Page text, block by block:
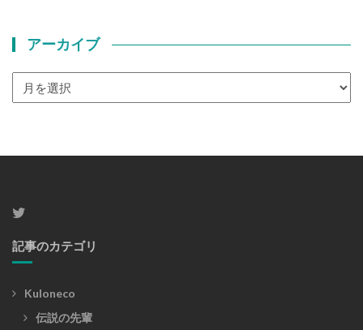
アーカイブ
記事のカテゴリ
Kuloneco
伝説の先輩